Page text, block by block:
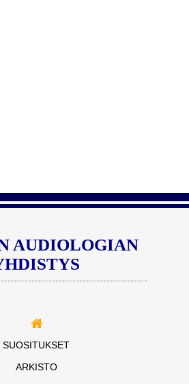
AUDIOLOGIAN
SUOSITUKSET
ARKISTO